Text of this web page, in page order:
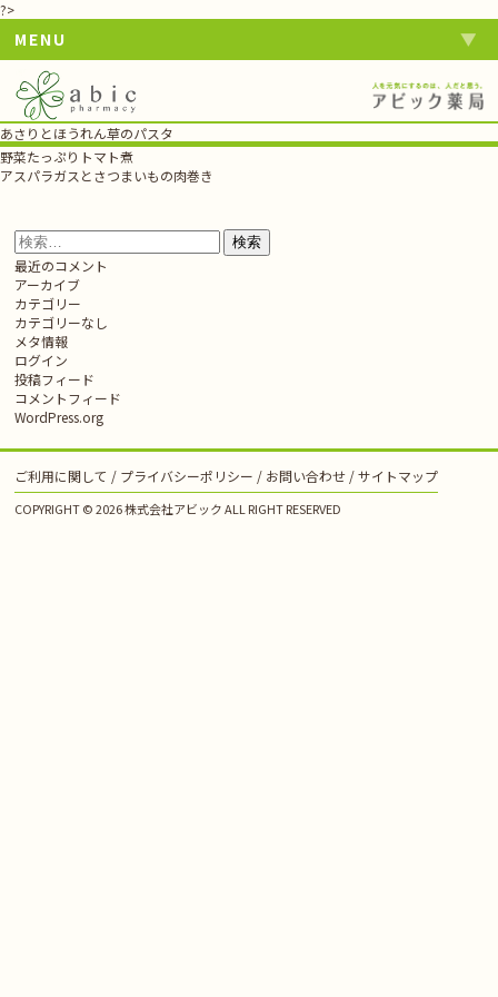
?>
MENU
あさりとほうれん草のパスタ
投
稿
野菜たっぷりトマト煮
アスパラガスとさつまいもの肉巻き
検
索:
最近のコメント
アーカイブ
カテゴリー
カテゴリーなし
メタ情報
ログイン
投稿フィード
コメントフィード
WordPress.org
ご利用に関して プライバシーポリシー お問い合わせ サイトマップ
COPYRIGHT © 2026 株式会社アビック ALL RIGHT RESERVED